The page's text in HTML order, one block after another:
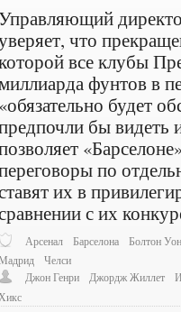
что
все клубы
фунтов в
«обязательно будет
бы видеть
по
их в
с их
Арсенал Барселона
Болтон
Челси
Джон Генри
Джордж Жиллет
Хикс